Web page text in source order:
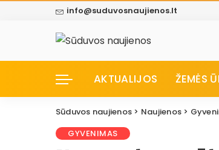
info@suduvosnaujienos.lt
AKTUALIJOS ŽEMĖS
Sūduvos naujienos > Naujienos >
GYVENIMAS